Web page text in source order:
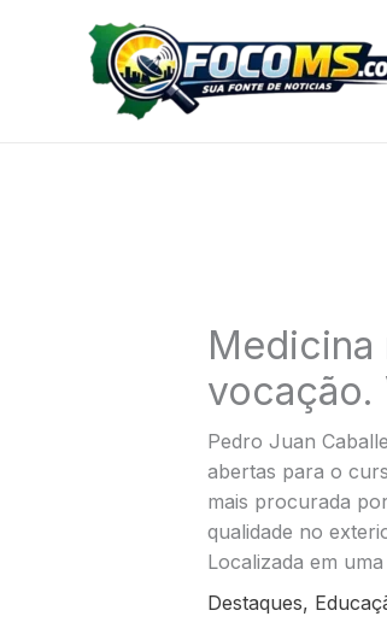
Medicina
vocação.
Pedro Juan
abertas para o
mais procurada
qualidade no
Localizada em
Destaques,